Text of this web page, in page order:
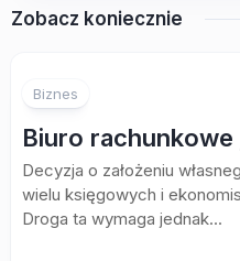
Zobacz koniecznie
Biznes
Biuro
Decyzja o założeniu
wielu księgowych i
Droga ta wymaga jednak...